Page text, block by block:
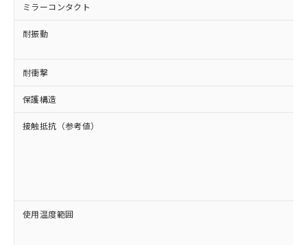
ミラーコンタクト
耐振動
耐衝撃
保護構造
接触抵抗（参考値）
使用温度範囲